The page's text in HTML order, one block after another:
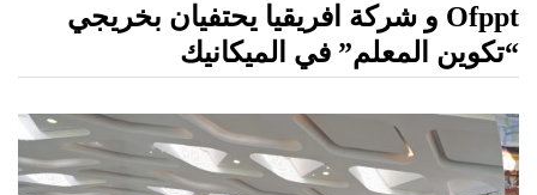
Ofppt و شركة افريقيا يحتفيان بخريجي
“تكوين المعلم” في الميكانيك